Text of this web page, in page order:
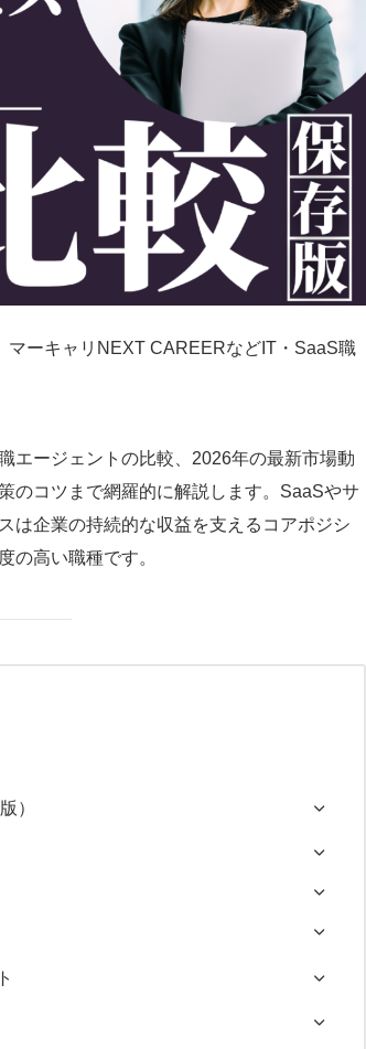
マーキャリNEXT CAREERなどIT・SaaS職
エージェントの比較、2026年の最新市場動
のコツまで網羅的に解説します。SaaSやサ
は企業の持続的な収益を支えるコアポジシ
の高い職種です。
）